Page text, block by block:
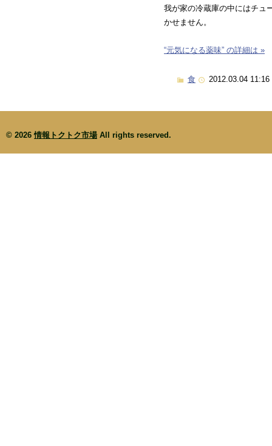
我が家の冷蔵庫の中にはチュ
かせません。
“元気になる薬味” の詳細は »
食 2012.03.04 11:16
© 2026情報トクトク市場 All rights reserved.